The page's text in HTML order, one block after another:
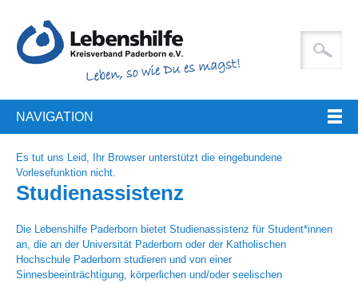
NAVIGATION
Es tut uns Leid, Ihr Browser unterstützt die eingebundene
Vorlesefunktion nicht.
Studienassistenz
Die Lebenshilfe Paderborn bietet Studienassistenz für Student*innen
an, die an der Universität Paderborn oder der Katholischen
Hochschule Paderborn studieren und von einer
Sinnesbeeinträchtigung, körperlichen und/oder seelischen